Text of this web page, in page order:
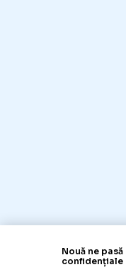
Nouă ne
confidențiale